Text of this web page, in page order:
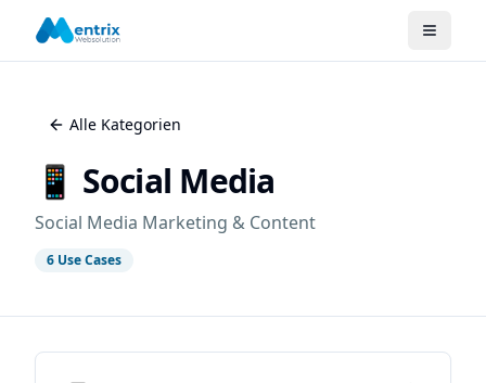
Alle Kategorien
📱 Social Media
Social Media Marketing & Content
6 Use Cases